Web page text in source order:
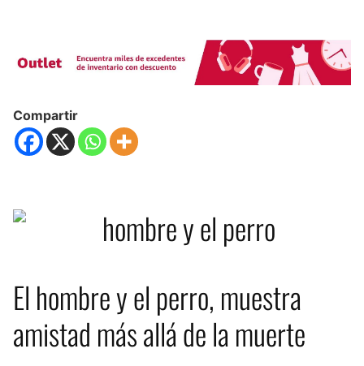
Compartir
El hombre y el perro, muestra
amistad más allá de la muerte